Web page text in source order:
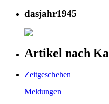
dasjahr1945
Artikel nach
Zeitgeschehen
Meldungen